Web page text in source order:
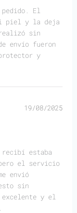
El
piel y la deja
sin
envío fueron
y
19/08/2025
recibí estaba
el servicio
envió
sin
y el